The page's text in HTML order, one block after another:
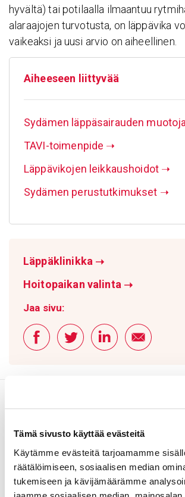
Tämä sivusto käyttää evästeitä
Käytämme evästeitä tarjoamamme
räätälöimiseen, sosiaalisen median
tukemiseen ja kävijämäärämme
hyvältä) tai potilaalla ilmaantuu
alaraajojen turvotusta, on läppävika
vaikeaksi ja uusi arvio on aiheellinen.
Aihee­seen liit­tyvää
Sydämen läppäsairauden
TAVI-toimenpide ➝
Läppävikojen leikkaushoidot ➝
Sydämen perustutkimukset ➝
Läppäklinikka ➝
Hoitopaikan valinta ➝
Jaa sivu:
Sydämen läppä­viat